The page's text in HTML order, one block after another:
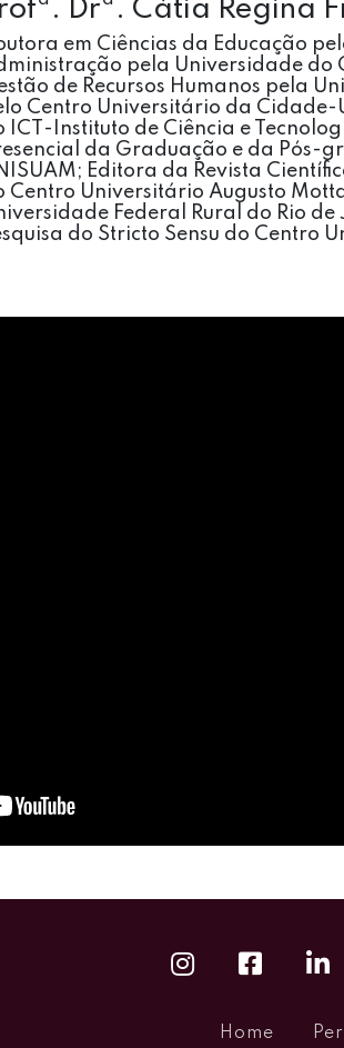
Drª. Cátia Regina
em Ciências da Educação
pela Universidade do
de Recursos Humanos pela
Centro Universitário da Cidade-
ICT-Instituto de Ciência e
da Graduação e da Pós-
Editora da Revista
Centro Universitário Augusto
Federal Rural do Rio
do Stricto Sensu do Centro
Home